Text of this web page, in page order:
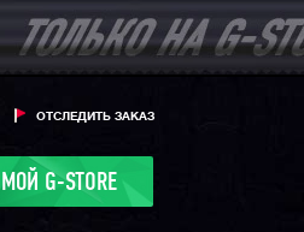
ОТСЛЕДИТЬ ЗАКАЗ
МОЙ G-STORE